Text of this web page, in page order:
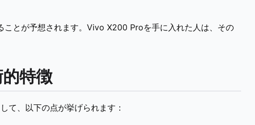
ことが予想されます。Vivo X200 Proを手に入れた人は、その
特徴
て、以下の点が挙げられます：